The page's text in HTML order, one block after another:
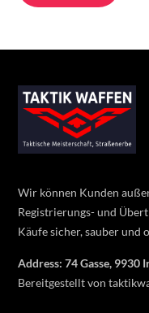
1
1
Wir können Kunden
Registrierungs- und
Käufe sicher, sauber und
Address: 74 Gasse,
Bereitgestellt von